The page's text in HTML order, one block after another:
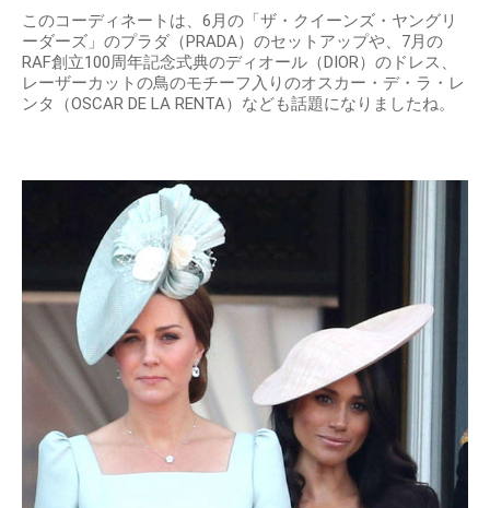
このコーディネートは、6月の「ザ・クイーンズ・ヤングリ
ーダーズ」のプラダ（PRADA）のセットアップや、7月の
RAF創立100周年記念式典のディオール（DIOR）のドレス、
レーザーカットの鳥のモチーフ入りのオスカー・デ・ラ・レ
ンタ（OSCAR DE LA RENTA）なども話題になりましたね。